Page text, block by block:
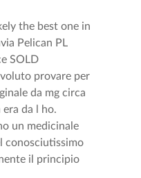
the best one in
Pelican PL
SOLD
provare per
da mg circa
da l ho.
un medicinale
conosciutissimo
il principio